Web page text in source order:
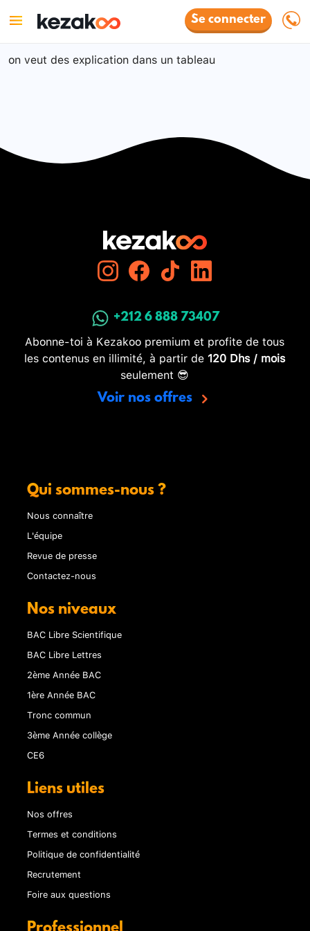
Se connecter
on veut des explication dans un tableau
+212 6 888 73407
Abonne-toi à Kezakoo premium et profite de tous
les contenus en illimité, à partir de 120 Dhs / mois
seulement 😎
Voir nos offres
Qui sommes-nous ?
Nous connaître
L'équipe
Revue de presse
Contactez-nous
Nos niveaux
BAC Libre Scientifique
BAC Libre Lettres
2ème Année BAC
1ère Année BAC
Tronc commun
3ème Année collège
CE6
Liens utiles
Nos offres
Termes et conditions
Politique de confidentialité
Recrutement
Foire aux questions